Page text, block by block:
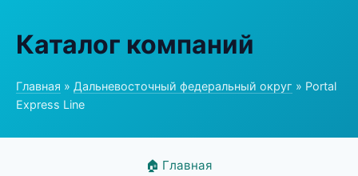
Каталог компаний
Главная » Дальневосточный федеральный округ » Portal
Express Line
🏠 Главная